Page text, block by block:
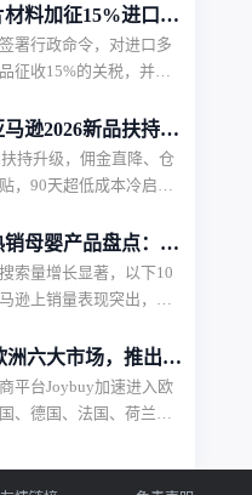
要是为了在当前经济环
买力，政策本身内容不
实施时间。
料加征15%进口关
署行政命令，对进口多
征收15%的关税，并设
效。
逊2026新品扶持计
仓储、佣金三重补
持升级，佣金直降、仓
，90天超低成本冷启
销母婴产品盘点：婴
销过万
索量增长显著，以下10
逊上销量表现突出，深
售额49.36万美元，销量
洲六大市场，推出当
会员模式
平台Joybuy加速进入欧
、德国、法国、荷兰、
低价会员服务以及自建